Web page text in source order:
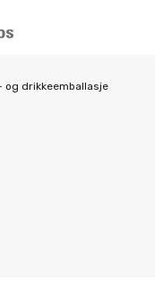
og drikkeemballasje